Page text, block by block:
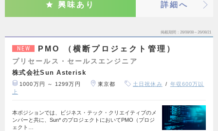
興味あり 詳細へ
掲載期間 26/08/08～26/08/21
NEW PMO （横断プロジェクト管理）
プリセールス・セールスエンジニア
株式会社Sun Asterisk
1000万円 ～ 1299万円 東京都 土日祝休み
年収600万以
上
本ポジションでは、ビジネス・テック・クリエイティブのメ
ンバーと共に、Sun* のプロジェクトにおいてPMO（プロジ
ェクト…